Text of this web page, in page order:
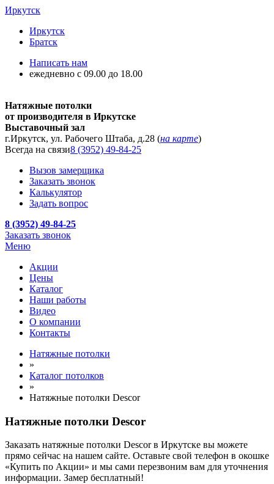
Иркутск
Иркутск
Братск
Написать нам
ежедневно с 09.00 до 18.00
Натяжные потолки
от производителя в Иркутске
Выставочный зал
г.Иркутск, ул. Рабочего Штаба, д.28 (на карте)
Всегда на связи8 (3952) 49-84-25
Вызов замерщика
Заказать звонок
Калькулятор
Задать вопрос
8 (3952) 49-84-25
Заказать звонок
Меню
Акции
Цены
Каталог
Наши работы
Видео
О компании
Контакты
Натяжные потолки
»
Каталог потолков
»
Натяжные потолки Descor
Натяжные потолки Descor
Заказать натяжные потолки Descor в Иркутске вы можете
прямо сейчас на нашем сайте. Оставьте свой телефон в окошке
«Купить по Акции» и мы сами перезвоним вам для уточнения
информации. Замер бесплатный!